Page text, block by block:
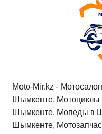
Moto-Mir.kz -
Шымкенте,
Шымкенте, Мопеды в
Шымкенте,